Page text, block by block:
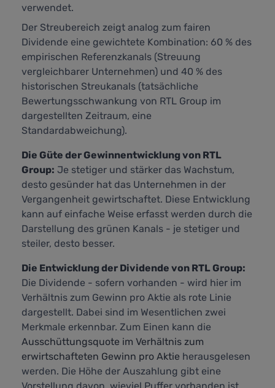
verwendet.
Der Streubereich zeigt analog zum fairen
Dividende eine gewichtete Kombination: 60 % des
empirischen Referenzkanals (Streuung
vergleichbarer Unternehmen) und 40 % des
historischen Streukanals (tatsächliche
Bewertungsschwankung von RTL Group im
dargestellten Zeitraum, eine
Standardabweichung).
Die Güte der Gewinnentwicklung von RTL
Group: Je stetiger und stärker das Wachstum,
desto gesünder hat das Unternehmen in der
Vergangenheit gewirtschaftet. Diese Entwicklung
kann auf einfache Weise erfasst werden durch die
Darstellung des grünen Kanals - je stetiger und
steiler, desto besser.
Die Entwicklung der Dividende von RTL Group:
Die Dividende - sofern vorhanden - wird hier im
Verhältnis zum Gewinn pro Aktie als rote Linie
dargestellt. Dabei sind im Wesentlichen zwei
Merkmale erkennbar. Zum Einen kann die
Ausschüttungsquote im Verhältnis zum
erwirtschafteten Gewinn pro Aktie herausgelesen
werden. Die Höhe der Auszahlung gibt eine